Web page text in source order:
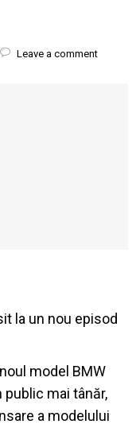
Leave a comment
la un nou episod
model BMW
public mai tânăr,
a modelului